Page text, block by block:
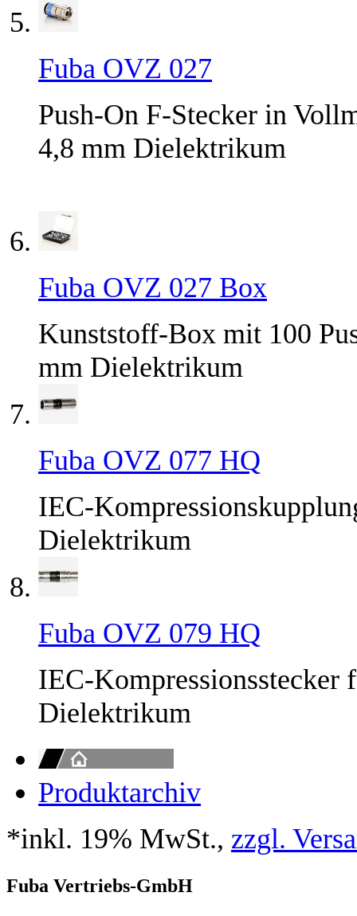
Fuba OVZ 027
Push-On F-Stecker in
4,8 mm Dielektrikum
Fuba OVZ 027 Box
Kunststoff-Box mit 100
mm Dielektrikum
Fuba OVZ 077 HQ
IEC-
Dielektrikum
Fuba OVZ 079 HQ
IEC-
Dielektrikum
Produktarchiv
*inkl. 19% MwSt., zzgl.
Fuba Vertriebs-GmbH